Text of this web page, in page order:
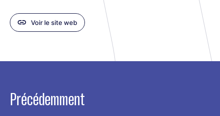
Voir le site web
Précédemment